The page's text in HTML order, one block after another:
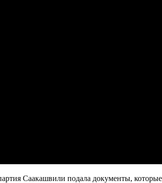
Саакашвили подала документы, которые